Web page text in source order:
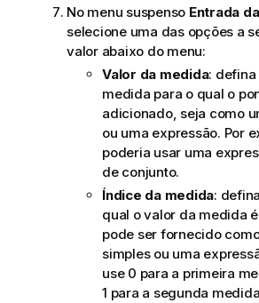
No menu suspenso Entrada
selecione uma das opções a
valor abaixo do menu:
Valor da medida: defina
medida para o qual o
adicionado, seja como
ou uma expressão. Por
poderia usar uma
de conjunto.
Índice da medida:
qual o valor da medida
pode ser fornecido
simples ou uma
use 0 para a primeira
1 para a segunda